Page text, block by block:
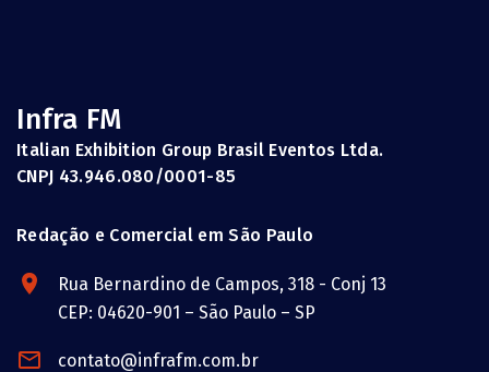
Infra FM
Italian Exhibition Group Brasil Eventos Ltda.
CNPJ 43.946.080/0001-85
Redação e Comercial em São Paulo
Rua Bernardino de Campos, 318 - Conj 13
CEP: 04620-901 – São Paulo – SP
contato@infrafm.com.br